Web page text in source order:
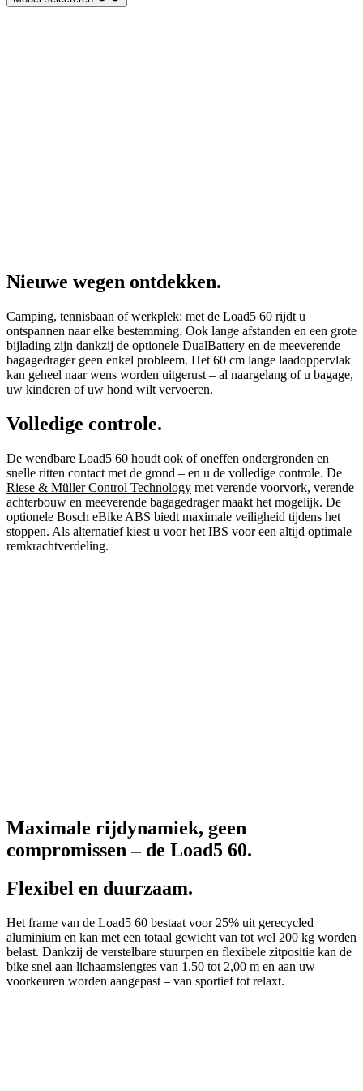
Nieuwe wegen ontdekken.
Camping, tennisbaan of werkplek: met de Load5 60 rijdt u
ontspannen naar elke bestemming. Ook lange afstanden en een grote
bijlading zijn dankzij de optionele DualBattery en de meeverende
bagagedrager geen enkel probleem. Het 60 cm lange laadoppervlak
kan geheel naar wens worden uitgerust – al naargelang of u bagage,
uw kinderen of uw hond wilt vervoeren.
Volledige controle.
De wendbare Load5 60 houdt ook of oneffen ondergronden en
snelle ritten contact met de grond – en u de volledige controle. De
Riese & Müller Control Technology met verende voorvork, verende
achterbouw en meeverende bagagedrager maakt het mogelijk. De
optionele Bosch eBike ABS biedt maximale veiligheid tijdens het
stoppen. Als alternatief kiest u voor het IBS voor een altijd optimale
remkrachtverdeling.
Maximale rijdynamiek, geen
compromissen – de Load5 60.
Flexibel en duurzaam.
Het frame van de Load5 60 bestaat voor 25% uit gerecycled
aluminium en kan met een totaal gewicht van tot wel 200 kg worden
belast. Dankzij de verstelbare stuurpen en flexibele zitpositie kan de
bike snel aan lichaamslengtes van 1.50 tot 2,00 m en aan uw
voorkeuren worden aangepast – van sportief tot relaxt.